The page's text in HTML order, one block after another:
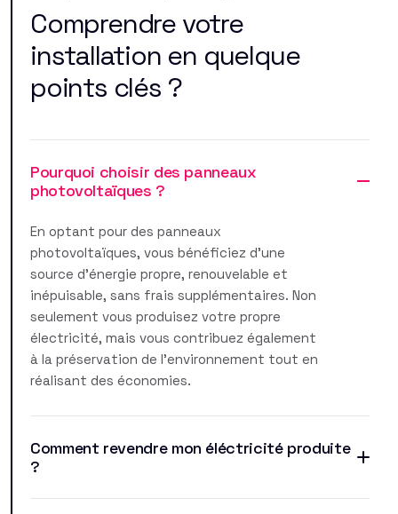
Comprendre votre
installation en quelque
points clés ?
Pourquoi choisir des panneaux
photovoltaïques ?
En optant pour des panneaux
photovoltaïques, vous bénéficiez d'une
source d'énergie propre, renouvelable et
inépuisable, sans frais supplémentaires. Non
seulement vous produisez votre propre
électricité, mais vous contribuez également
à la préservation de l'environnement tout en
réalisant des économies.
Comment revendre mon éléctricité produite
?